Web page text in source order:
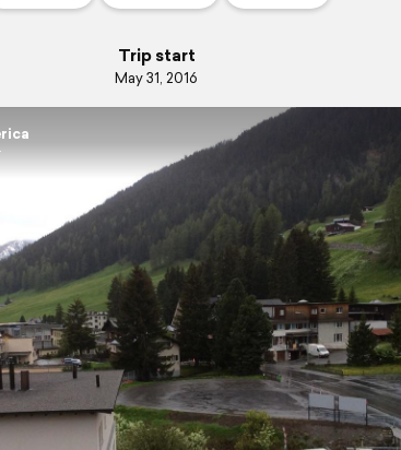
Trip start
May 31, 2016